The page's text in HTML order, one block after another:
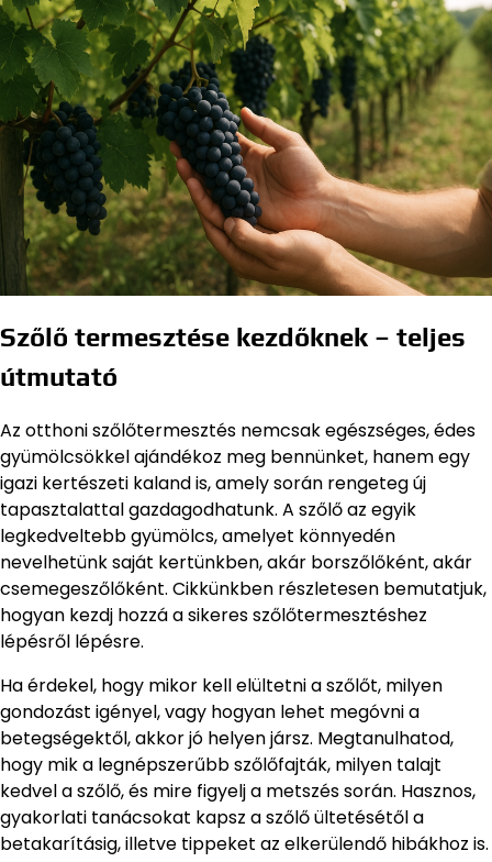
Szőlő termesztése kezdőknek – teljes
útmutató
Az otthoni szőlőtermesztés nemcsak egészséges, édes
gyümölcsökkel ajándékoz meg bennünket, hanem egy
igazi kertészeti kaland is, amely során rengeteg új
tapasztalattal gazdagodhatunk. A szőlő az egyik
legkedveltebb gyümölcs, amelyet könnyedén
nevelhetünk saját kertünkben, akár borszőlőként, akár
csemegeszőlőként. Cikkünkben részletesen bemutatjuk,
hogyan kezdj hozzá a sikeres szőlőtermesztéshez
lépésről lépésre.
Ha érdekel, hogy mikor kell elültetni a szőlőt, milyen
gondozást igényel, vagy hogyan lehet megóvni a
betegségektől, akkor jó helyen jársz. Megtanulhatod,
hogy mik a legnépszerűbb szőlőfajták, milyen talajt
kedvel a szőlő, és mire figyelj a metszés során. Hasznos,
gyakorlati tanácsokat kapsz a szőlő ültetésétől a
betakarításig, illetve tippeket az elkerülendő hibákhoz is.